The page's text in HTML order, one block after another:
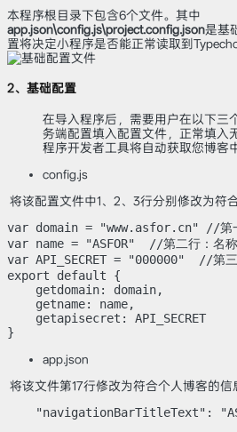
本程序根目录下包含6个文件。其中
app.json\config.js\project.config.json是基
置将决定小程序是否能正常读取到
2、基础配置
在导入程序后，需要用户在以下三
务端配置填入配置文件，正常填入
程序开发者工具将自动获取您博客
config.js
将该配置文件中1、2、3行分别修改为符
var domain = "www.asfor.cn" //第
var name = "ASFOR"  //第二行：名称
var API_SECRET = "000000"  //第三行
export default {
    getdomain: domain,
    getname: name,
    getapisecret: API_SECRET
}
app.json
将该文件第17行修改为符合个人博客的信
"navigationBarTitleText":